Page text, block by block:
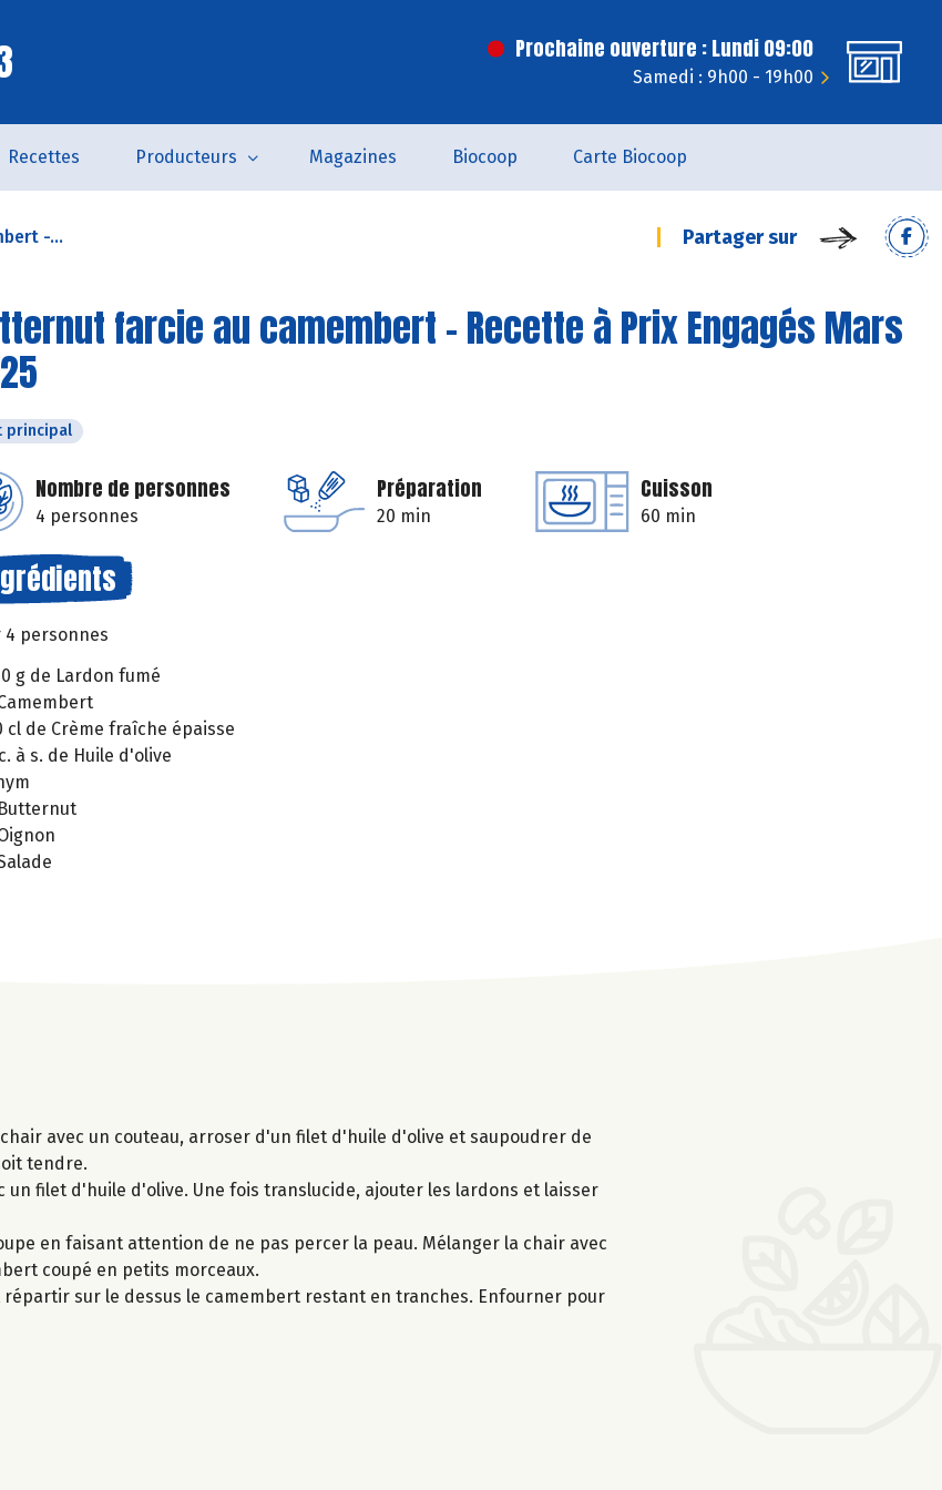
Prochaine ouverture : Lundi 09:00
Samedi : 9h00 - 19h00
Recettes Producteurs Magazines Biocoop Carte Biocoop
-... Partager sur
farcie au camembert - Recette à Prix Engagés Mars
principal
Nombre de personnes
4 personnes
Préparation
20 min
Cuisson
60 min
4 personnes
g de Lardon fumé
cl de Crème fraîche épaisse
à s. de Huile d'olive
avec un couteau, arroser d'un filet d'huile d'olive et saupoudrer de
tendre.
filet d'huile d'olive. Une fois translucide, ajouter les lardons et laisser
en faisant attention de ne pas percer la peau. Mélanger la chair avec
coupé en petits morceaux.
sur le dessus le camembert restant en tranches. Enfourner pour